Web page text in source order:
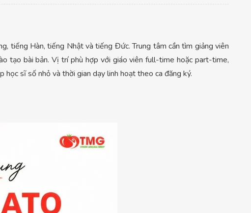
tiếng Hàn, tiếng Nhật và tiếng Đức. Trung tâm cần tìm giảng viên
tạo bài bản. Vị trí phù hợp với giáo viên full-time hoặc part-time,
sĩ số nhỏ và thời gian dạy linh hoạt theo ca đăng ký.